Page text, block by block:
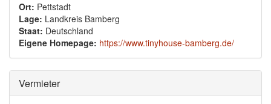
Ort: Pettstadt
Lage: Landkreis Bamberg
Staat: Deutschland
Eigene Homepage: https://www.tinyhouse-bamberg.de/
Ausblenden
Vermieter